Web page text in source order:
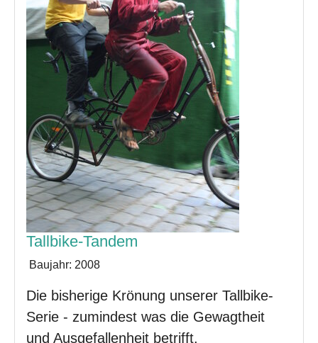
Tallbike-Tandem
Baujahr: 2008
Die bisherige Krönung unserer Tallbike-
Serie - zumindest was die Gewagtheit
und Ausgefallenheit betrifft.